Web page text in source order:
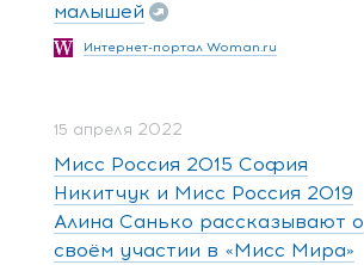
малышей
Интернет-портал Woman.ru
15 апреля 2022
Мисс Россия 2015 София
Никитчук и Мисс Россия 2019
Алина Санько рассказывают о
своём участии в «Мисс Мира»